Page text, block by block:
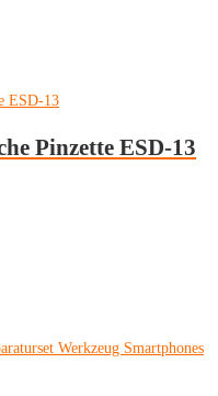
Pinzette ESD-13